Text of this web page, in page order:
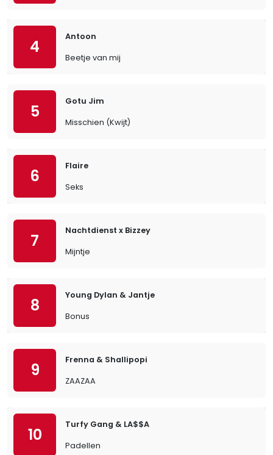
4
Antoon
Beetje van mij
5
Gotu Jim
Misschien (Kwijt)
6
Flaire
Seks
7
Nachtdienst x Bizzey
Mijntje
8
Young Dylan & Jantje
Bonus
9
Frenna & Shallipopi
ZAAZAA
10
Turfy Gang & LA$$A
Padellen